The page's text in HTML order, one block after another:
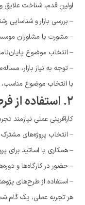
اولین قدم، شناخت علایق و
– بررسی بازار و شناسایی
– مشورت با مشاوران
– انتخاب موضوع
– توجه به نیاز بازار،
با انتخاب موضوع مناسب،
۲. استفاده از فرصت‌های کارآموزی و پروژه‌های عملی
کارآفرینی عملی نیازمند
– انتخاب پروژه‌های
– همکاری با اساتید برای
– حضور در کارگاه‌ها و
– استفاده از طرح‌های
هر تجربه عملی، یک گام